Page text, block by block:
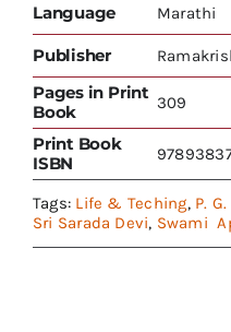
Language Marathi
Publisher
Pages in Print
Book
309
Print Book
ISBN
Tags: Life & Teching, P.
Sri Sarada Devi, Swami